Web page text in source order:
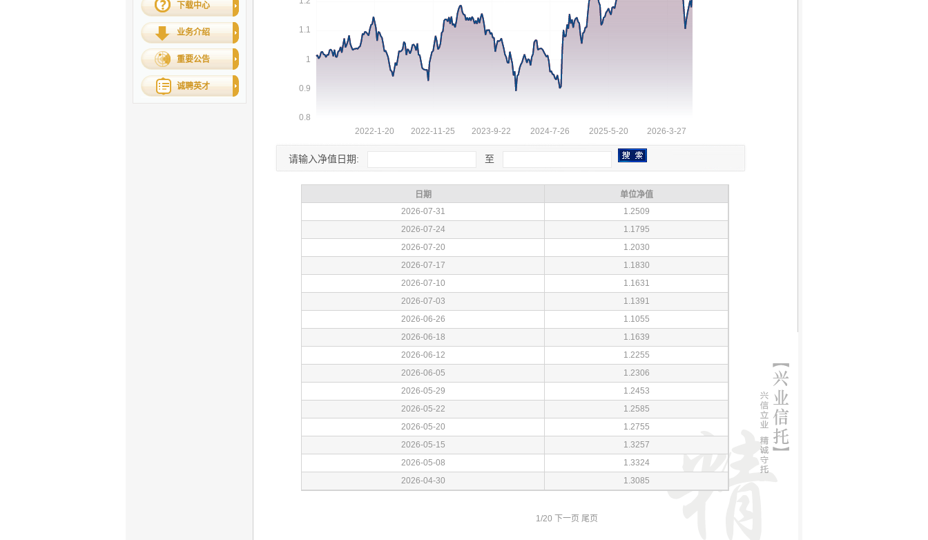
下载中心
业务介绍
重要公告
诚聘英才
请输入净值日期: 至